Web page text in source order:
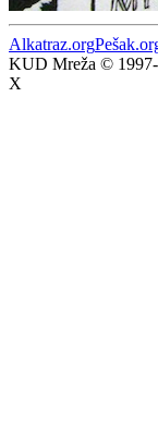
Alkatraz.org
KUD Mreža ©
X